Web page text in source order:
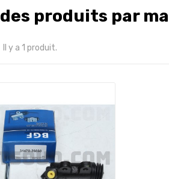
produits par
Il y a 1 produit.